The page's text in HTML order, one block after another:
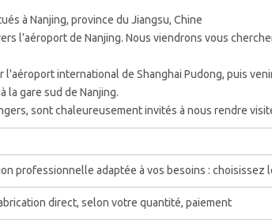
à Nanjing, province du Jiangsu, Chine
l’aéroport de Nanjing. Nous viendrons vous
international de Shanghai Pudong, puis
la gare sud de Nanjing.
sont chaleureusement invités à nous rendre
professionnelle adaptée à vos besoins : choisissez
direct, selon votre quantité, paiement